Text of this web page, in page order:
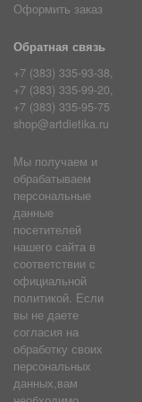
Оформить заказ
Обратная связь
+7 (383) 335-93-38,
+7 (383) 335-99-20,
+7 (383) 335-95-75
shop@artdietika.ru
Мы получаем и
обрабатываем
персональные
данные
посетителей
нашего сайта в
соответствии с
официальной
политикой. Если
вы не даете
согласия на
обработку своих
персональных
данных,вам